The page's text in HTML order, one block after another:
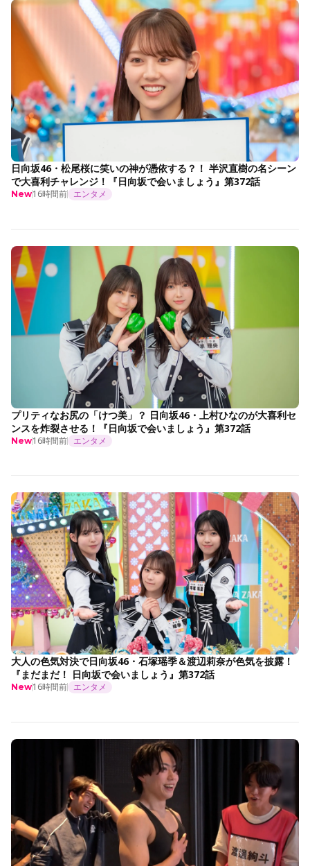
日向坂46・松尾桜に笑いの神が憑依する？！ 半沢直樹の名シーン
で大喜利チャレンジ！『日向坂で会いましょう』第372話
New16時間前 エンタメ
プリティなお尻の「けつ美」？ 日向坂46・上村ひなのが大喜利セ
ンスを炸裂させる！『日向坂で会いましょう』第372話
New16時間前 エンタメ
大人の色気対決で日向坂46・石塚瑶季＆渡辺莉奈が色気を披露！
『まだまだ！ 日向坂で会いましょう』第372話
New16時間前 エンタメ